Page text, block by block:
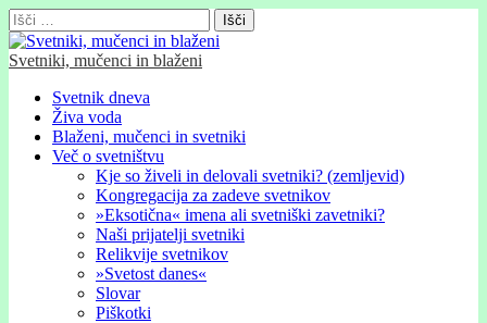
Išči:
Svetniki, mučenci in blaženi
Glavni
meni
Skip
content
Svetnik dneva
Živa voda
Blaženi, mučenci in svetniki
Več o svetništvu
Kje so živeli in delovali svetniki? (zemljevid)
Kongregacija za zadeve svetnikov
»Eksotična« imena ali svetniški zavetniki?
Naši prijatelji svetniki
Relikvije svetnikov
»Svetost danes«
Slovar
Piškotki